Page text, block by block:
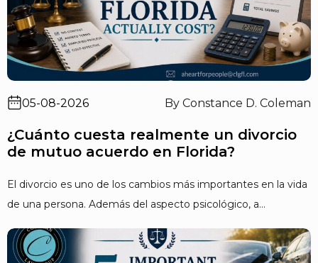
05-08-2026 By Constance D. Coleman
¿Cuánto cuesta realmente un divorcio
de mutuo acuerdo en Florida?
El divorcio es uno de los cambios más importantes en la vida
de una persona. Además del aspecto psicológico, a...